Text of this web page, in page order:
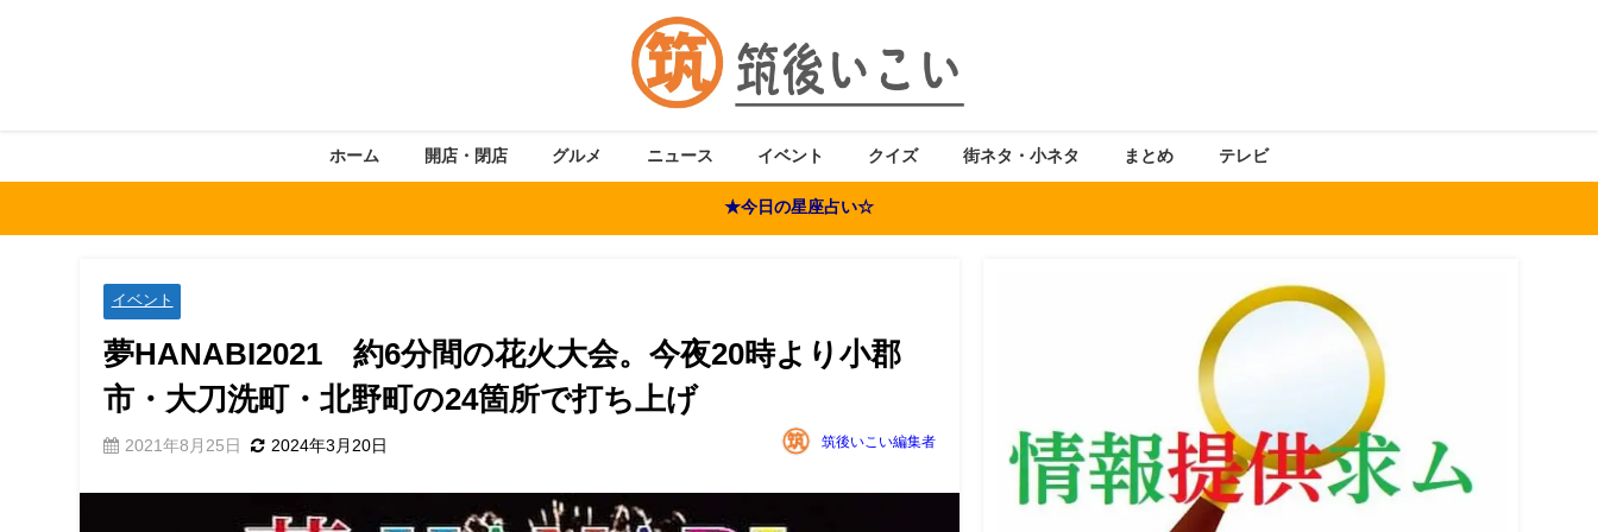
ホーム 開店・閉店 グルメ ニュース イベント クイズ 街ネタ・小ネタ まとめ テレビ
★今日の星座占い☆
イベント
夢HANABI2021 約6分間の花火大会。今夜20時より小郡
市・大刀洗町・北野町の24箇所で打ち上げ
2021年8月25日 2024年3月20日 筑後いこい編集者